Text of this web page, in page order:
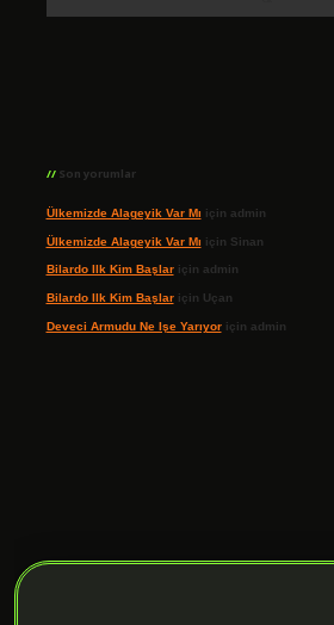
Son yorumlar
Ülkemizde Alageyik Var Mı için admin
Ülkemizde Alageyik Var Mı için Sinan
Bilardo Ilk Kim Başlariçin admin
Bilardo Ilk Kim Başlariçin Uçan
Deveci Armudu Ne Işe Yarıyoriçin admin